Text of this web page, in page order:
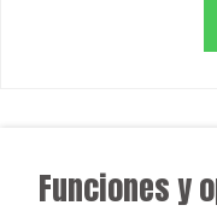
Funciones y
auto up/down &